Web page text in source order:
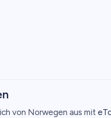
von Norwegen aus mit